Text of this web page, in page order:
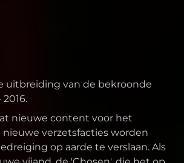
uitbreiding van de bekroonde
nieuwe content voor het
verzetsfacties worden
op aarde te verslaan. Als